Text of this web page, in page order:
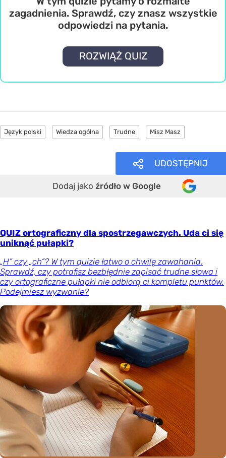
zagadnienia. Sprawdź, czy znasz wszystkie
odpowiedzi na pytania.
ROZWIĄŻ QUIZ
Język polski Wiedza ogólna Trudne Misz Masz
UDOSTĘPNIJ
Dodaj jako źródło w Google
QUIZ ortograficzny dla spostrzegawczych. Uda ci się
uniknąć pułapki?
„H” czy „ch”? W tym quizie łatwo o chwilę zawahania.
Sprawdź, czy potrafisz bezbłędnie zapisać trudne słowa i
czy ortograficzne pułapki nie odbiorą ci kompletu punktów.
Podejmiesz wyzwanie?